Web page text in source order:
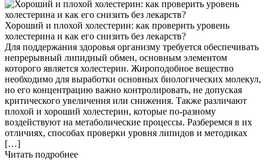
Хороший и плохой холестерин: как проверить уровень
холестерина и как его снизить без лекарств?
Для поддержания здоровья организму требуется обеспечивать
непрерывный липидный обмен, основным элементом
которого является холестерин. Жироподобное вещество
необходимо для выработки основных биологических молекул,
но его концентрацию важно контролировать, не допуская
критического увеличения или снижения. Также различают
плохой и хороший холестерин, которые по-разному
воздействуют на метаболические процессы. Разберемся в их
отличиях, способах проверки уровня липидов и методиках
[…]
Читать подробнее